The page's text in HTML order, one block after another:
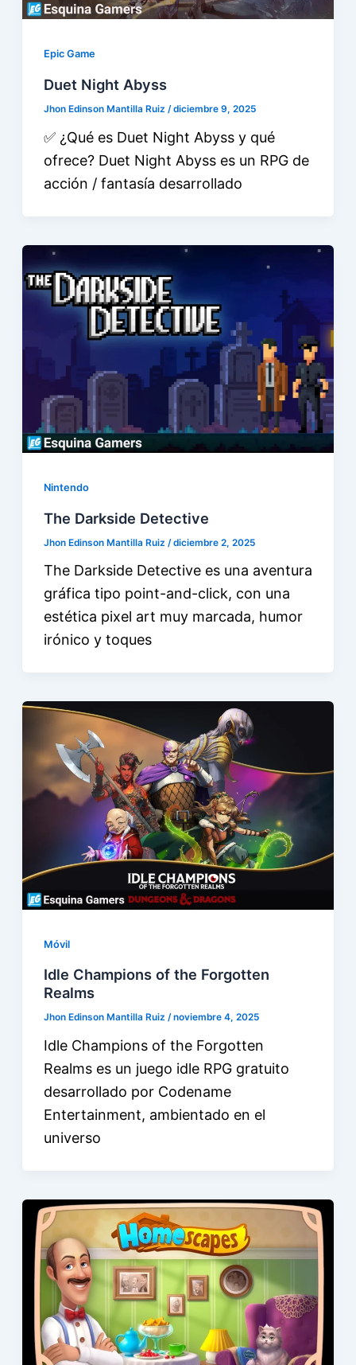
Epic Game
Duet Night Abyss
Jhon Edinson Mantilla Ruiz /diciembre 9, 2025
✅ ¿Qué es Duet Night Abyss y qué
ofrece? Duet Night Abyss es un RPG de
acción / fantasía desarrollado
Nintendo
The Darkside Detective
Jhon Edinson Mantilla Ruiz /diciembre 2, 2025
The Darkside Detective es una aventura
gráfica tipo point-and-click, con una
estética pixel art muy marcada, humor
irónico y toques
Móvil
Idle Champions of the Forgotten
Realms
Jhon Edinson Mantilla Ruiz /noviembre 4, 2025
Idle Champions of the Forgotten
Realms es un juego idle RPG gratuito
desarrollado por Codename
Entertainment, ambientado en el
universo